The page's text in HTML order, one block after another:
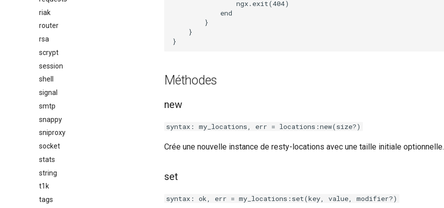
riak
router
rsa
scrypt
session
shell
signal
smtp
snappy
sniproxy
socket
stats
string
t1k
tags
                ngx.exit(404)
            end
        }
    }
Méthodes
new
syntax: my_locations, err = locations:new(size?)
Crée une nouvelle instance de resty-locations avec une taille initiale optionnelle.
set
syntax: ok, err = my_locations:set(key, value, modifier?)